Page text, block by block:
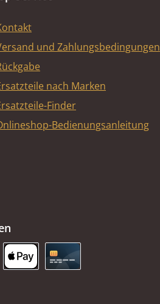
und Zahlungsbedingungen
nach Marken
Finder
Bedienungsanleitung